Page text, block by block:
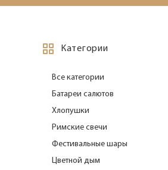
Категории
Все категории
Батареи салютов
Хлопушки
Римские свечи
Фестивальные шары
Цветной дым